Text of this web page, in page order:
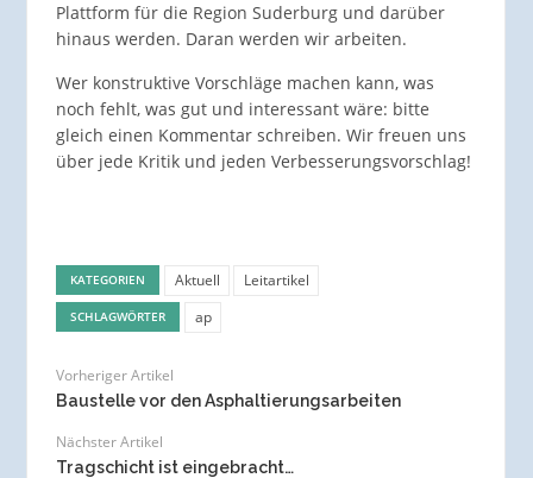
Plattform für die Region Suderburg und darüber
hinaus werden. Daran werden wir arbeiten.
Wer konstruktive Vorschläge machen kann, was
noch fehlt, was gut und interessant wäre: bitte
gleich einen Kommentar schreiben. Wir freuen uns
über jede Kritik und jeden Verbesserungsvorschlag!
KATEGORIEN Aktuell Leitartikel
SCHLAGWÖRTER ap
Vorheriger Artikel
Baustelle vor den Asphaltierungsarbeiten
Nächster Artikel
Tragschicht ist eingebracht…